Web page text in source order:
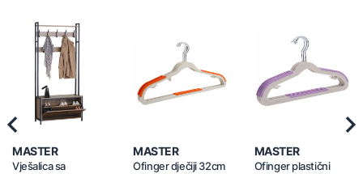
MASTER
Vješalica sa
MASTER
Ofinger dječiji 32cm
MASTER
Ofinger plastični